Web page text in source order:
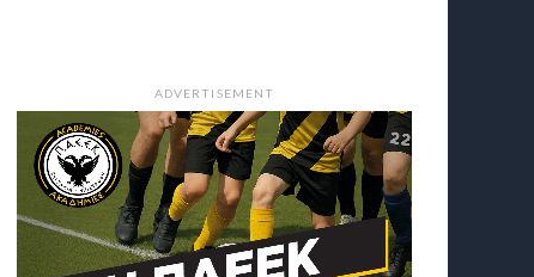
ADVERTISEMENT